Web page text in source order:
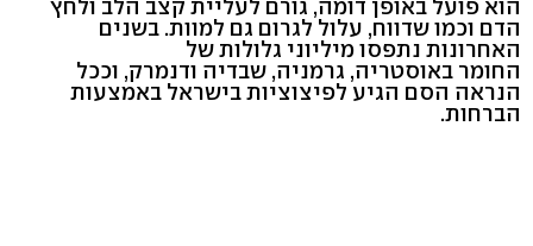
הוא פועל באופן דומה, גורם לעליית קצב הלב ולחץ
הדם וכמו שדווח, עלול לגרום גם למוות. בשנים
האחרונות נתפסו מיליוני גלולות של
החומר באוסטריה, גרמניה, שבדיה ודנמרק, וככל
הנראה הסם הגיע לפיצוציות בישראל באמצעות
הברחות.